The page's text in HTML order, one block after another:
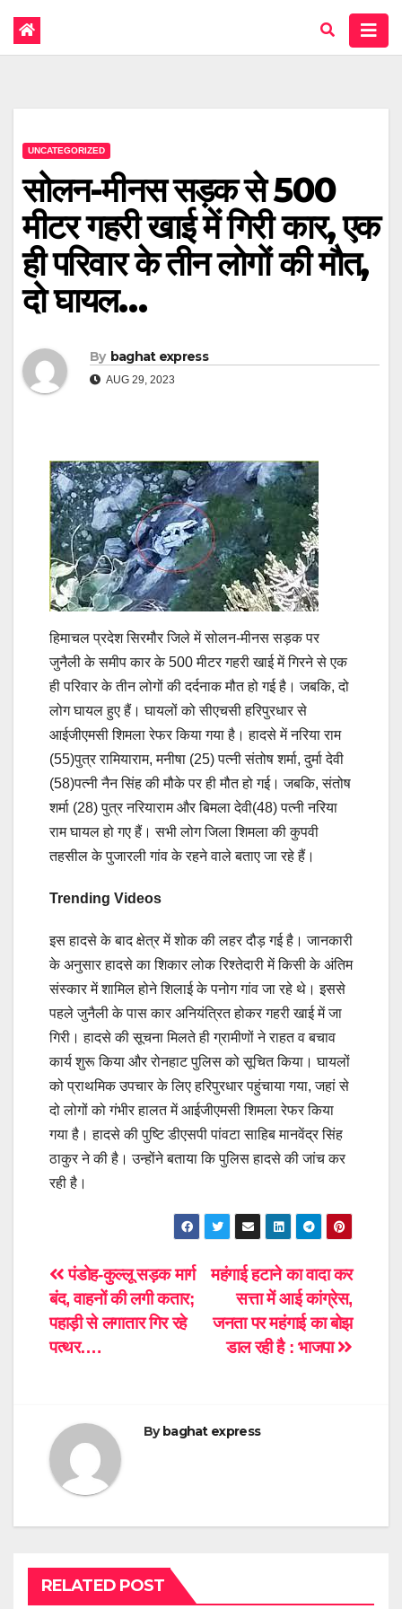
UNCATEGORIZED
सोलन-मीनस सड़क से 500
मीटर गहरी खाई में गिरी कार, एक
ही परिवार के तीन लोगों की मौत,
दो घायल…
By baghat express
AUG 29, 2023
हिमाचल प्रदेश सिरमौर जिले में सोलन-मीनस सड़क पर
जुनैली के समीप कार के 500 मीटर गहरी खाई में गिरने से एक
ही परिवार के तीन लोगों की दर्दनाक मौत हो गई है। जबकि, दो
लोग घायल हुए हैं। घायलों को सीएचसी हरिपुरधार से
आईजीएमसी शिमला रेफर किया गया है। हादसे में नरिया राम
(55)पुत्र रामियाराम, मनीषा (25) पत्नी संतोष शर्मा, दुर्मा देवी
(58)पत्नी नैन सिंह की मौके पर ही मौत हो गई। जबकि, संतोष
शर्मा (28) पुत्र नरियाराम और बिमला देवी(48) पत्नी नरिया
राम घायल हो गए हैं। सभी लोग जिला शिमला की कुपवी
तहसील के पुजारली गांव के रहने वाले बताए जा रहे हैं।
Trending Videos
इस हादसे के बाद क्षेत्र में शोक की लहर दौड़ गई है। जानकारी
के अनुसार हादसे का शिकार लोक रिश्तेदारी में किसी के अंतिम
संस्कार में शामिल होने शिलाई के पनोग गांव जा रहे थे। इससे
पहले जुनैली के पास कार अनियंत्रित होकर गहरी खाई में जा
गिरी। हादसे की सूचना मिलते ही ग्रामीणों ने राहत व बचाव
कार्य शुरू किया और रोनहाट पुलिस को सूचित किया। घायलों
को प्राथमिक उपचार के लिए हरिपुरधार पहुंचाया गया, जहां से
दो लोगों को गंभीर हालत में आईजीएमसी शिमला रेफर किया
गया है। हादसे की पुष्टि डीएसपी पांवटा साहिब मानवेंद्र सिंह
ठाकुर ने की है। उन्होंने बताया कि पुलिस हादसे की जांच कर
रही है।
Post
navigation
महंगाई हटाने का वादा कर
सत्ता में आई कांग्रेस,
जनता पर महंगाई का बोझ
डाल रही है : भाजपा
पंडोह-कुल्लू सड़क मार्ग
बंद, वाहनों की लगी कतार;
पहाड़ी से लगातार गिर रहे
पत्थर….
Bybaghat express
RELATED POST